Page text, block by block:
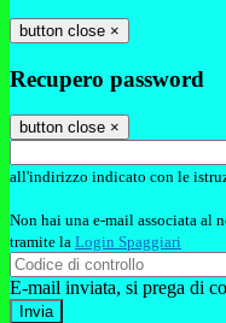
button close ×
Recupero password
button close ×
all'indirizzo indicato con le
Non hai una e-mail associata al
tramite la Login Spaggiari
E-mail inviata, si prega di